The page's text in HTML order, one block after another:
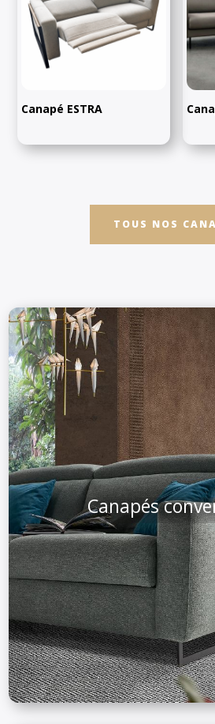
Canapé ESTRA
TOUS NOS
Canapés